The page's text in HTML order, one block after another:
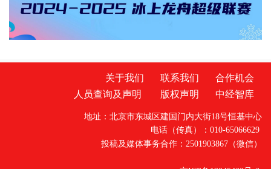
为玩家与消费者奉上一场清凉治愈的跨次元夏
日奇遇。
关于我们 联系我们
合作机会
人员查询及声明
版权声明 中经智库
地址：北京市东城区建国门内大街18号恒基中心
电话（传真）：010-65066629
投稿及媒体事务合作：2501903867（微信）